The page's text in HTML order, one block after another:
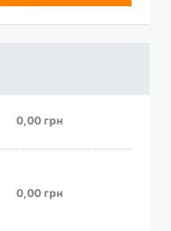
0,00 грн
0,00 грн